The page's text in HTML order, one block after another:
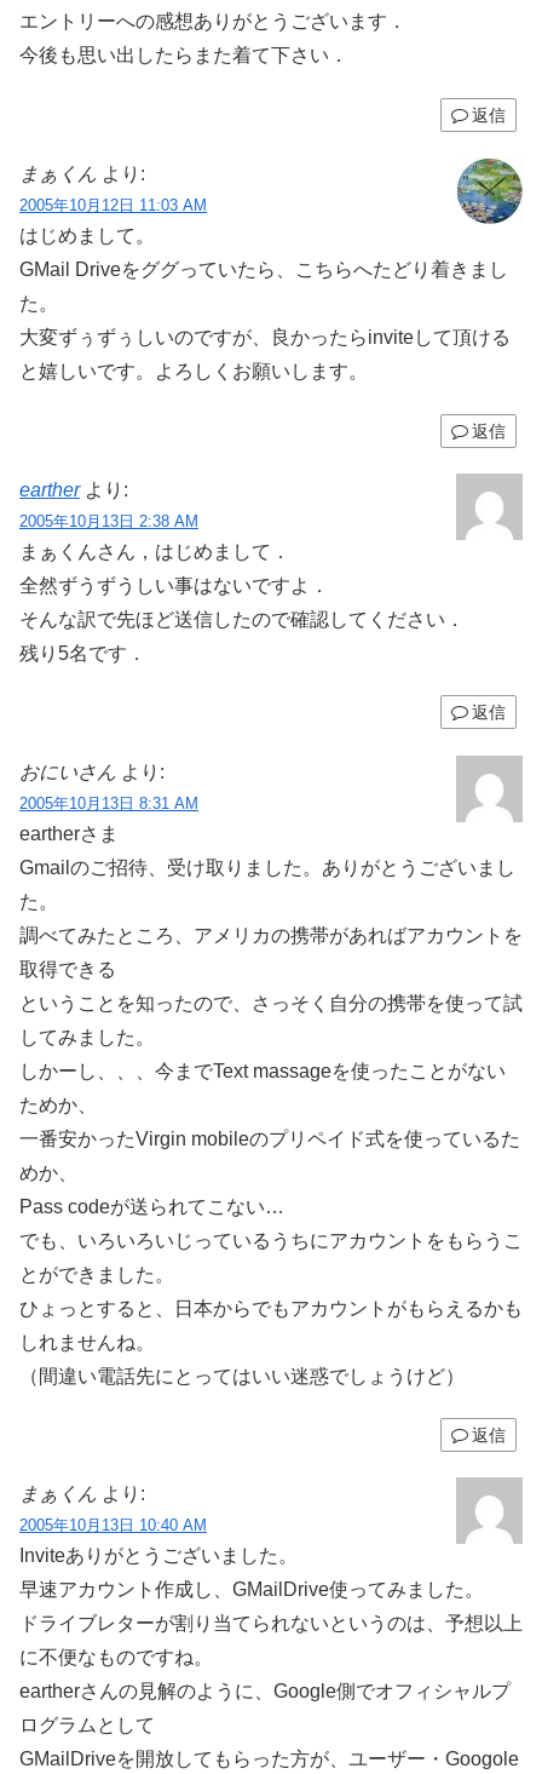
エントリーへの感想ありがとうございます．
今後も思い出したらまた着て下さい．
返信
まぁくん より:
2005年10月12日 11:03 AM
はじめまして。
GMail Driveをググっていたら、こちらへたどり着きまし
た。
大変ずぅずぅしいのですが、良かったらinviteして頂ける
と嬉しいです。よろしくお願いします。
返信
earther より:
2005年10月13日 2:38 AM
まぁくんさん，はじめまして．
全然ずうずうしい事はないですよ．
そんな訳で先ほど送信したので確認してください．
残り5名です．
返信
おにいさん より:
2005年10月13日 8:31 AM
eartherさま
Gmailのご招待、受け取りました。ありがとうございまし
た。
調べてみたところ、アメリカの携帯があればアカウントを
取得できる
ということを知ったので、さっそく自分の携帯を使って試
してみました。
しかーし、、、今までText massageを使ったことがない
ためか、
一番安かったVirgin mobileのプリペイド式を使っているた
めか、
Pass codeが送られてこない…
でも、いろいろいじっているうちにアカウントをもらうこ
とができました。
ひょっとすると、日本からでもアカウントがもらえるかも
しれませんね。
（間違い電話先にとってはいい迷惑でしょうけど）
返信
まぁくん より:
2005年10月13日 10:40 AM
Inviteありがとうございました。
早速アカウント作成し、GMailDrive使ってみました。
ドライブレターが割り当てられないというのは、予想以上
に不便なものですね。
eartherさんの見解のように、Google側でオフィシャルプ
ログラムとして
GMailDriveを開放してもらった方が、ユーザー・Googole